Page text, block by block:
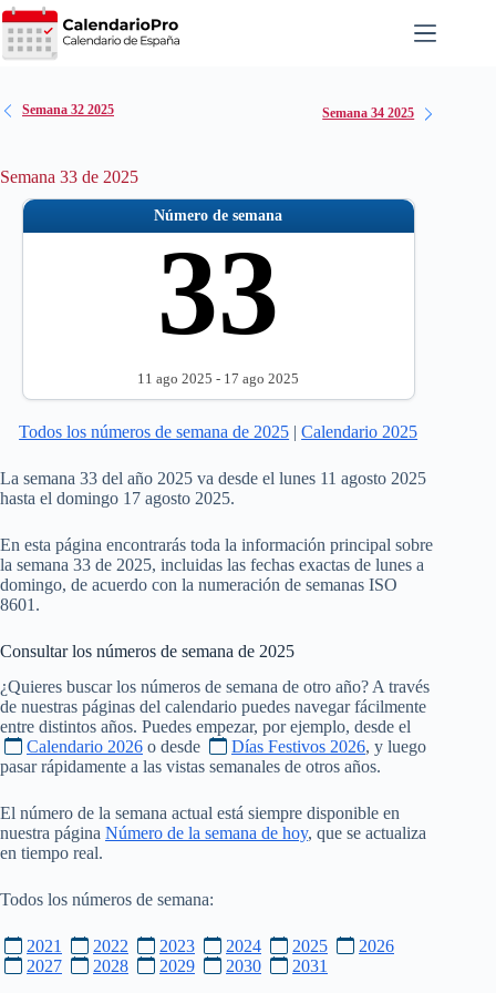
Saltar
al
contenido
Semana 32 2025 Semana 34 2025
Semana 33 de 2025
Número de semana
33
11 ago 2025 - 17 ago 2025
Todos los números de semana de 2025 |Calendario 2025
La semana 33 del año 2025 va desde el lunes 11 agosto 2025
hasta el domingo 17 agosto 2025.
En esta página encontrarás toda la información principal sobre
la semana 33 de 2025, incluidas las fechas exactas de lunes a
domingo, de acuerdo con la numeración de semanas ISO
8601.
Consultar los números de semana de 2025
¿Quieres buscar los números de semana de otro año? A través
de nuestras páginas del calendario puedes navegar fácilmente
entre distintos años. Puedes empezar, por ejemplo, desde el
Calendario 2026 o desde Días Festivos 2026, y luego
pasar rápidamente a las vistas semanales de otros años.
El número de la semana actual está siempre disponible en
nuestra página Número de la semana de hoy, que se actualiza
en tiempo real.
Todos los números de semana:
2021 2022 2023 2024 2025
2026
2027
2028 2029 2030 2031